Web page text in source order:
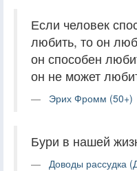
Если человек
любить, то он
он способен
он не может
Эрих Фромм (50+)
Бури в нашей
Доводы рассудка